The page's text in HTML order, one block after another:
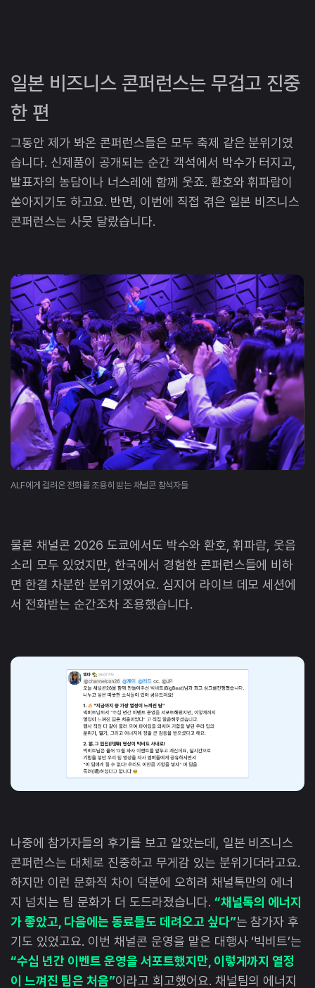
일본 비즈니스 콘퍼런스는 무겁고 진중
한 편
그동안 제가 봐온 콘퍼런스들은 모두 축제 같은 분위기였
습니다. 신제품이 공개되는 순간 객석에서 박수가 터지고,
발표자의 농담이나 너스레에 함께 웃죠. 환호와 휘파람이
쏟아지기도 하고요. 반면, 이번에 직접 겪은 일본 비즈니스
콘퍼런스는 사뭇 달랐습니다.
ALF에게 걸려온 전화를 조용히 받는 채널콘 참석자들
물론 채널콘 2026 도쿄에서도 박수와 환호, 휘파람, 웃음
소리 모두 있었지만, 한국에서 경험한 콘퍼런스들에 비하
면 한결 차분한 분위기였어요. 심지어 라이브 데모 세션에
서 전화받는 순간조차 조용했습니다.
나중에 참가자들의 후기를 보고 알았는데, 일본 비즈니스
콘퍼런스는 대체로 진중하고 무게감 있는 분위기더라고요.
하지만 이런 문화적 차이 덕분에 오히려 채널톡만의 에너
지 넘치는 팀 문화가 더 도드라졌습니다. “채널톡의 에너지
가 좋았고, 다음에는 동료들도 데려오고 싶다”는 참가자 후
기도 있었고요. 이번 채널콘 운영을 맡은 대행사 ‘빅비트’는
“수십 년간 이벤트 운영을 서포트했지만, 이렇게까지 열정
이 느껴진 팀은 처음”이라고 회고했어요. 채널팀의 에너지